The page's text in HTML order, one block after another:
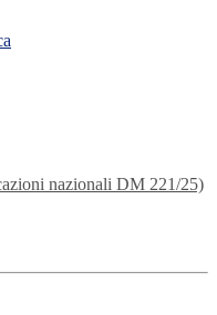
nazionali DM 221/25)